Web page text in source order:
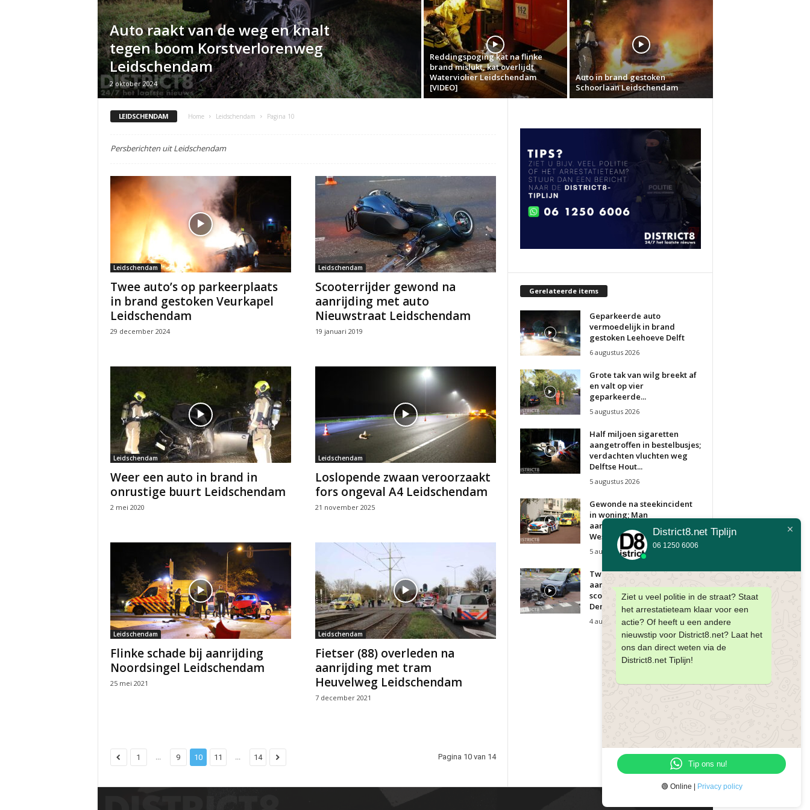
Auto raakt van de weg en knalt
tegen boom Korstverlorenweg
Leidschendam
2 oktober 2024
Reddingspoging kat na flinke
brand mislukt, kat overlijdt
Waterviolier Leidschendam
[VIDEO]
Auto in brand gestoken
Schoorlaan Leidschendam
LEIDSCHENDAM Home Leidschendam Pagina 10
Persberichten uit Leidschendam
Leidschendam
Twee auto’s op parkeerplaats
in brand gestoken Veurkapel
Leidschendam
29 december 2024
Leidschendam
Scooterrijder gewond na
aanrijding met auto
Nieuwstraat Leidschendam
19 januari 2019
Leidschendam
Weer een auto in brand in
onrustige buurt Leidschendam
2 mei 2020
Leidschendam
Loslopende zwaan veroorzaakt
fors ongeval A4 Leidschendam
21 november 2025
Leidschendam
Flinke schade bij aanrijding
Noordsingel Leidschendam
25 mei 2021
Leidschendam
Fietser (88) overleden na
aanrijding met tram
Heuvelweg Leidschendam
7 december 2021
1 ... 9 10 11 ... 14 Pagina 10 van 14
Gerelateerde items
Geparkeerde auto
vermoedelijk in brand
gestoken Leehoeve Delft
6 augustus 2026
Grote tak van wilg breekt af
en valt op vier
geparkeerde...
5 augustus 2026
Half miljoen sigaretten
aangetroffen in bestelbusjes;
verdachten vluchten weg
Delftse Hout...
5 augustus 2026
Gewonde na steekincident
in woning; Man
aangehouden
Westhovenplein Den Haag
5 augustus 2026
Twee gewonden bij
aanrijding tussen auto en
scooter Goudenregenstraat
Den Haag
4 augustus 2026
District8.net Tiplijn
06 1250 6006
Ziet u veel politie in de straat? Staat
het arrestatieteam klaar voor een
actie? Of heeft u een andere
nieuwstip voor District8.net? Laat het
ons dan direct weten via de
District8.net Tiplijn!
Tip ons nu!
🟢 Online | Privacy policy